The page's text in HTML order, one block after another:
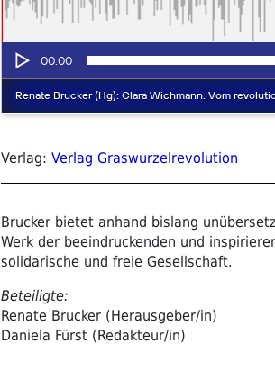
Verlag: Verlag Graswurzelrevolution
Brucker bietet anhand bislang
Werk der beeindruckenden und
solidarische und freie Gesellschaft.
Beteiligte:
Renate Brucker (Herausgeber/in)
Daniela Fürst (Redakteur/in)